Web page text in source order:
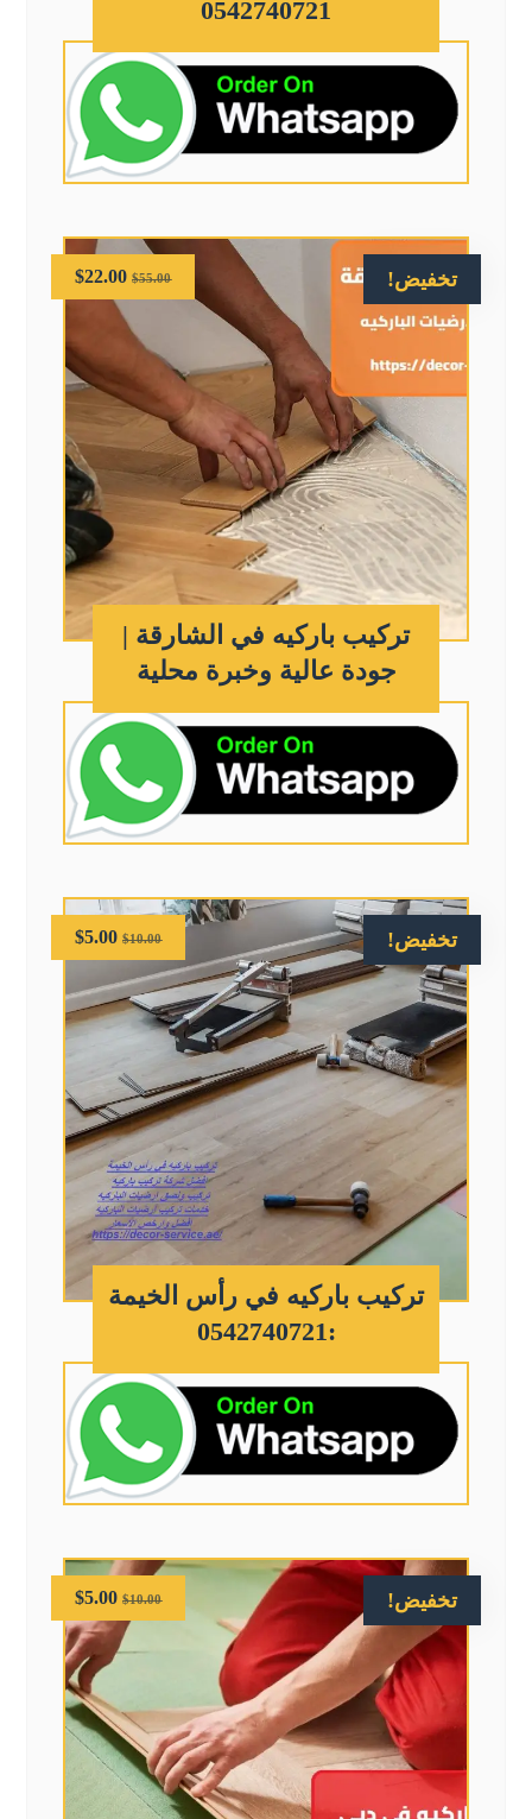
0542740721
تخفيض!
تركيب باركيه في الشارقة |
جودة عالية وخبرة محلية
$55.00
$22.00
تخفيض!
تركيب باركيه في رأس الخيمة
:0542740721
$10.00
$5.00
تخفيض! $10.00
$5.00